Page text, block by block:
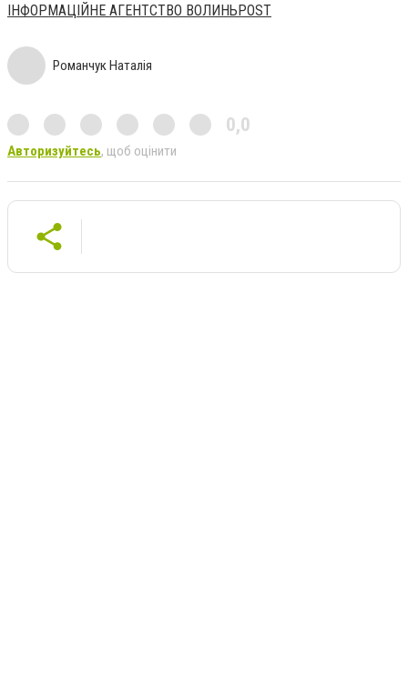
ІНФОРМАЦІЙНЕ АГЕНТСТВО ВОЛИНЬPOST
Романчук Наталія
0,0
Авторизуйтесь, щоб оцінити